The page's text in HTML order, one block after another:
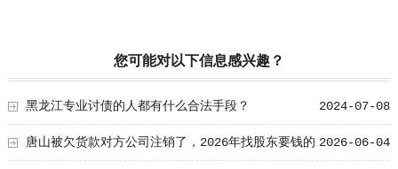
您可能对以下信息感兴趣？
2024-07-08
黑龙江专业讨债的人都有什么合法手段？
2026-06-04
唐山被欠货款对方公司注销了，2026年找股东要钱的